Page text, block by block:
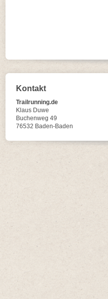
Kontakt
Trailrunning.de
Klaus Duwe
Buchenweg 49
76532 Baden-Baden